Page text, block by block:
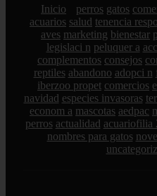
Inicio perros gatos
acuarios salud tenencia
aves marketing bienestar
legislaci n peluquer a
complementos consejos
reptiles abandono adopci n
iberzoo propet comercios
navidad especies invasoras
econom a mascotas aedpac
perros actualidad acuariofilia
nombres para gatos